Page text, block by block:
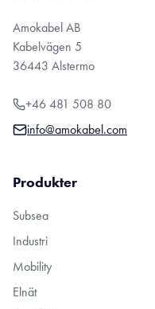
Amokabel AB
Kabelvägen 5
36443 Alstermo
+46 481 508 80
info@amokabel.com
Produkter
Subsea
Industri
Mobility
Elnät